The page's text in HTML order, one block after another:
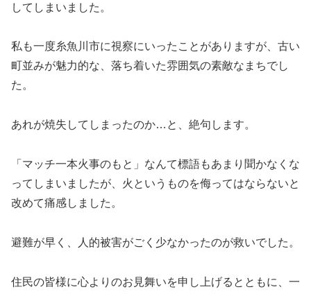
してしまいました。
私も一度糸魚川市に視察にいったことがありますが、古い
町並みが魅力的な、落ち着いた雰囲気の素敵なまちでし
た。
あれが焼失してしまったのか…と、絶句します。
「マッチ一本火事のもと」なんて標語もあまり聞かなくな
ってしまいましたが、火というものを侮ってはならないと
改めて痛感しました。
避難が早く、人的被害がごく少なかったのが救いでした。
住民の皆様に心よりのお見舞いを申し上げるとともに、一